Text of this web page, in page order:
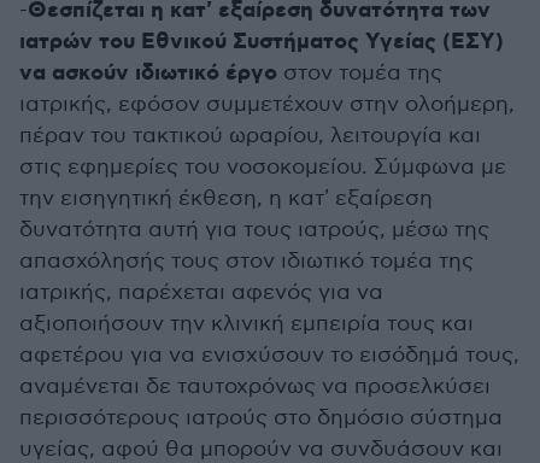
-Θεσπίζεται η κατ' εξαίρεση δυνατότητα των
ιατρών του Εθνικού Συστήματος Υγείας (ΕΣΥ)
να ασκούν ιδιωτικό έργο στον τομέα της
ιατρικής, εφόσον συμμετέχουν στην ολοήμερη,
πέραν του τακτικού ωραρίου, λειτουργία και
στις εφημερίες του νοσοκομείου. Σύμφωνα με
την εισηγητική έκθεση, η κατ' εξαίρεση
δυνατότητα αυτή για τους ιατρούς, μέσω της
απασχόλησής τους στον ιδιωτικό τομέα της
ιατρικής, παρέχεται αφενός για να
αξιοποιήσουν την κλινική εμπειρία τους και
αφετέρου για να ενισχύσουν το εισόδημά τους,
αναμένεται δε ταυτοχρόνως να προσελκύσει
περισσότερους ιατρούς στο δημόσιο σύστημα
υγείας, αφού θα μπορούν να συνδυάσουν και